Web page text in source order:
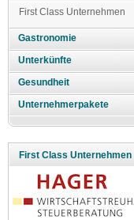
First Class Unternehmen
Gastronomie
Unterkünfte
Gesundheit
Unternehmerpakete
First Class Unternehmen